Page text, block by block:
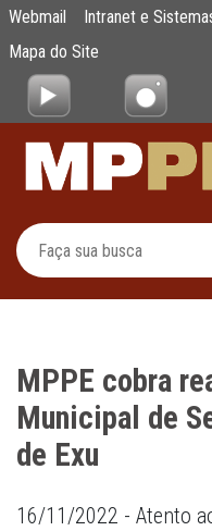
Pular para o Conteúdo
MPPE cobra
Webmail Intranet e
Mapa do Site
MPPE cobra
Municipal de
de Exu
16/11/2022 - Atento